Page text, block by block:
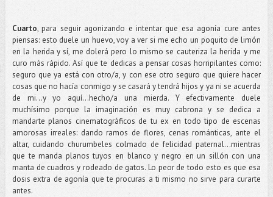
Cuarto, para seguir agonizando e intentar que esa agonía cure antes
piensas: esto duele un huevo, voy a ver si me echo un poquito de limón
en la herida y sí, me dolerá pero lo mismo se cauteriza la herida y me
curo más rápido. Así que te dedicas a pensar cosas horripilantes como:
seguro que ya está con otro/a, y con ese otro seguro que quiere hacer
cosas que no hacía conmigo y se casará y tendrá hijos y ya ni se acuerda
de mi...y yo aquí...hecho/a una mierda. Y efectivamente duele
muchísimo porque la imaginación es muy cabrona y se dedica a
mandarte planos cinematográficos de tu ex en todo tipo de escenas
amorosas irreales: dando ramos de flores, cenas románticas, ante el
altar, cuidando churumbeles colmado de felicidad paternal…mientras
que te manda planos tuyos en blanco y negro en un sillón con una
manta de cuadros y rodeado de gatos. Lo peor de todo esto es que esa
dosis extra de agonía que te procuras a ti mismo no sirve para curarte
antes.